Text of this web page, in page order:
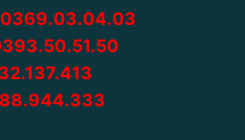
0369.03.04.03